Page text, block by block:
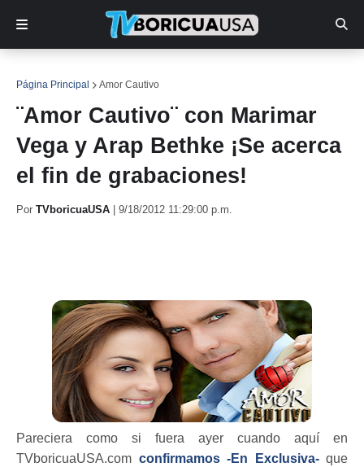
Página Principal Amor Cautivo
¨Amor Cautivo¨ con Marimar
Vega y Arap Bethke ¡Se acerca
el fin de grabaciones!
Por TVboricuaUSA 9/18/2012 11:29:00 p.m.
Pareciera como si fuera ayer cuando aquí en
TVboricuaUSA.com confirmamos -En Exclusiva-que